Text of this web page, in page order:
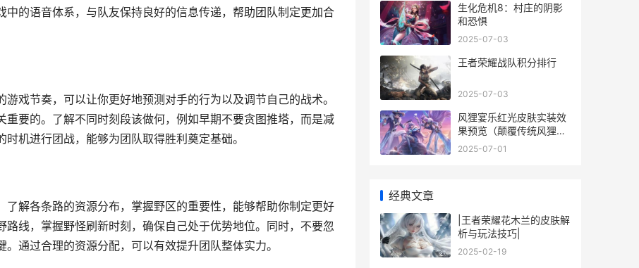
的语音体系，与队友保持良好的信息传递，帮助团队制定更加合
戏节奏，可以让你更好地预测对手的行为以及调节自己的战术。
要的。了解不同时刻段该做何，例如早期不要贪图推塔，而是减
机进行团战，能够为团队取得胜利奠定基础。
解各条路的资源分布，掌握野区的重要性，能够帮助你制定更好
线，掌握野怪刷新时刻，确保自己处于优势地位。同时，不要忽
通过合理的资源分配，可以有效提升团队整体实力。
生化危机8：村庄的阴影
和恐惧
2025-07-03
王者荣耀战队积分排行
2025-07-03
风狸宴乐红光皮肤实装效
果预览（颠覆传统风狸焕
发新生机）
2025-07-01
经典文章
|王者荣耀花木兰的皮肤解
析与玩法技巧|
2025-02-19